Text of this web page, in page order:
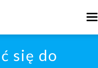
się do